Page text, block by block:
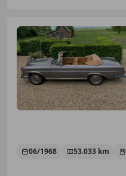
06/1968 53.033 km